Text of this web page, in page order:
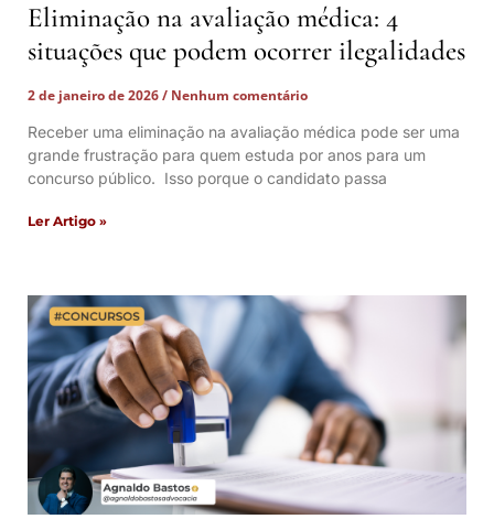
Eliminação na avaliação médica: 4
situações que podem ocorrer ilegalidades
2 de janeiro de 2026
Nenhum comentário
Receber uma eliminação na avaliação médica pode ser uma
grande frustração para quem estuda por anos para um
concurso público. Isso porque o candidato passa
Ler Artigo »